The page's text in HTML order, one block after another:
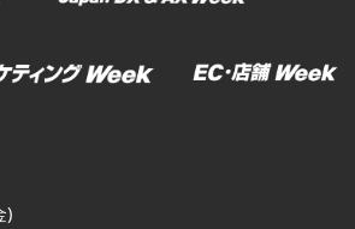
)